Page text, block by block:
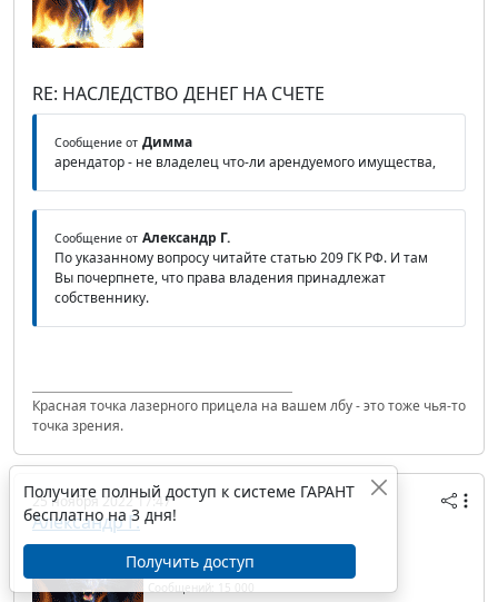
RE: НАСЛЕДСТВО ДЕНЕГ НА СЧЕТЕ
Сообщение от Димма
арендатор - не владелец что-ли арендуемого имущества,
Сообщение от Александр Г.
По указанному вопросу читайте статью 209 ГК РФ. И там
Вы почерпнете, что права владения принадлежат
собственнику.
Красная точка лазерного прицела на вашем лбу - это тоже чья-то
точка зрения.
25 ноября 2022 17:47
Александр Г.
Дата регистрации: 29.04.2008
Сообщений: 15 000
Получите полный доступ к системе ГАРАНТ
бесплатно на 3 дня!
Получить доступ